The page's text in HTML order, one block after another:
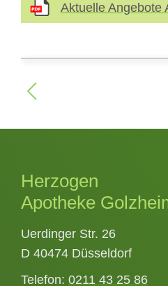
Aktuelle Angebote
Herzogen
Apotheke
Uerdinger Str. 26
D 40474 Düsseldorf
Telefon: 0211 43 25 86